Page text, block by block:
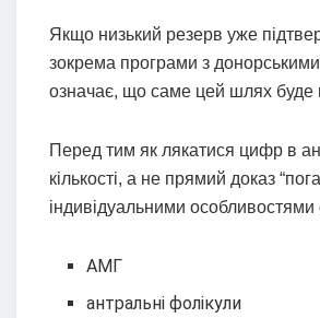
Якщо низький резерв уже
зокрема програми з
означає, що саме цей шлях буде
Перед тим як лякатися цифр в
кількості, а не прямий доказ
індивідуальними
АМГ
антральні фолікули